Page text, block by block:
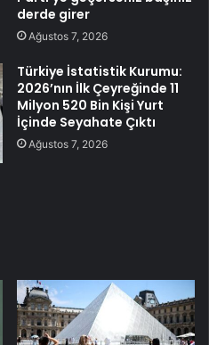
derde girer
Ağustos 7, 2026
Türkiye İstatistik Kurumu:
2026’nın İlk Çeyreğinde 11
Milyon 520 Bin Kişi Yurt
İçinde Seyahate Çıktı
Ağustos 7, 2026